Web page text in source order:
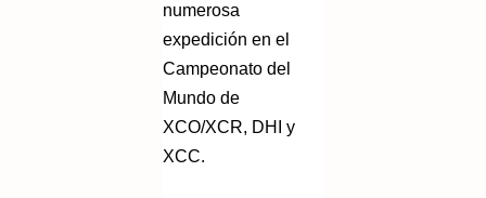
numerosa
expedición en el
Campeonato del
Mundo de
XCO/XCR, DHI y
XCC.